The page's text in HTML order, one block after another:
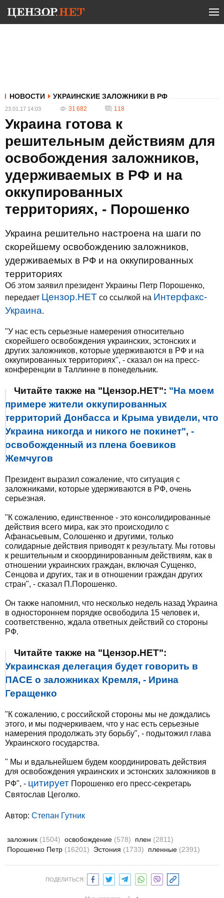
НОВОСТИ УКРАИНСКИЕ ЗАЛОЖНИКИ В РФ
23.01.17 14:03 31 682 118
Украина готова к
решительным действиям для
освобождения заложников,
удерживаемых в РФ и на
оккупированных
территориях, - Порошенко
Украина решительно настроена на шаги по
скорейшему освобождению заложников,
удерживаемых в РФ и на оккупированных
территориях
Об этом заявил президент Украины Петр Порошенко,
передает Цензор.НЕТ со ссылкой на Интерфакс-
Украина.
"У нас есть серьезные намерения относительно
скорейшего освобождения украинских, эстонских и
других заложников, которые удерживаются в РФ и на
оккупированных территориях", - сказал он на пресс-
конференции в Таллинне в понедельник.
Читайте также на "Цензор.НЕТ": "На моем
примере жители оккупированных
территорий Донбасса и Крыма увидели, что
Украина никогда и никого не покинет", -
освобожденный из плена боевиков
Жемчугов
Президент выразил сожаление, что ситуация с
заложниками, которые удерживаются в РФ, очень
серьезная.
"К сожалению, единственное - это консолидированные
действия всего мира, как это происходило с
Афанасьевым, Солошенко и другими, только
солидарные действия приводят к результату. Мы готовы
к решительным и скоординированным действиям, как в
отношении украинских граждан, включая Сущенко,
Сенцова и других, так и в отношении граждан других
стран", - сказал П.Порошенко.
Он также напомнил, что несколько недель назад Украина
в одностороннем порядке освободила 15 человек и,
соответственно, ждала ответных действий со стороны
РФ.
Читайте также на "Цензор.НЕТ":
Украинская делегация будет говорить в
ПАСЕ о заложниках Кремля, - Ирина
Геращенко
"К сожалению, с российской стороны мы не дождались
этого, и мы подчеркиваем, что у нас есть серьезные
намерения продолжать эту борьбу", - подытожил глава
Украинского государства.
" Мы и вдальнейшем будем координировать действия
для освобождения украинских и эстонских заложников в
РФ", - цитирует Порошенко его пресс-секретарь
Святослав Цеголко.
Автор: Степан Гутник
заложник (1504) освобождение (578) плен (2811)
Порошенко Петр (16201) Эстония (1733) пленные (2391)
ПОДЕЛИТЬСЯ: